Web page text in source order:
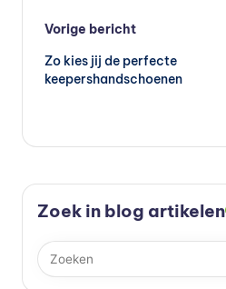
Bericht
navigatie
Vorige bericht
Zo kies jij de perfecte
keepershandschoenen
Zoek in blog artikelen